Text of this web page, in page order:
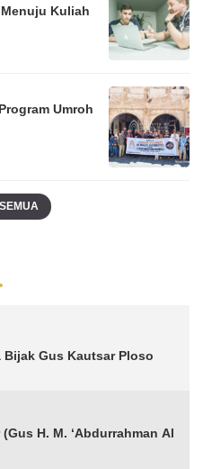
Kuliah
Umroh
Bijak Gus Kautsar Ploso
H. M. ‘Abdurrahman Al